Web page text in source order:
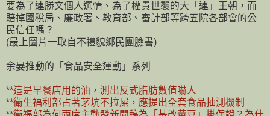
要為了連勝文個人選情、為了權貴世襲的大「連」王朝，而
賠掉國稅局、廉政署、教育部、審計部等跨五院各部會的公
民信任嗎？
(最上圖片一取自不禮貌鄉民團臉書)
余晏推動的「食品安全運動」系列
**這是早餐店用的油，測出反式脂肪數值嚇人
**衛生福利部占著茅坑不拉屎，應提出全套食品抽測機制